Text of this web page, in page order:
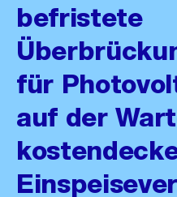
befristete
für
auf der